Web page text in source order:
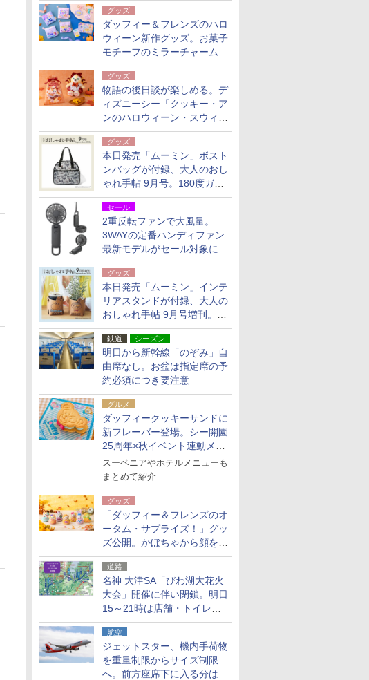
た！
グッズ
ダッフィー＆フレンズのハロ
ウィーン新作グッズ。お菓子
モチーフのミラーチャーム/
デザインポーチほか
グッズ
物語の後日談が楽しめる。デ
ィズニーシー「クッキー・ア
ンのハロウィーン・スウィー
トサプライズ」限定グッズ公
開グッズ
本日発売「ムーミン」ボスト
ンバッグが付録、大人のおし
ゃれ手帖 9月号。180度ガバ
ッと開いて大容量
セール
2重反転ファンで大風量。
3WAYの定番ハンディファン
最新モデルがセール対象に
グッズ
本日発売「ムーミン」インテ
リアスタンドが付録、大人の
おしゃれ手帖 9月号増刊。レ
ザー調で高級感ある2個セッ
ト鉄道 シーズン
明日から新幹線「のぞみ」自
由席なし。お盆は指定席の予
約必須につき要注意
グルメ
ダッフィークッキーサンドに
新フレーバー登場。シー開園
25周年×秋イベント連動メニ
ュー
スーベニアやホテルメニューも
まとめて紹介
グッズ
「ダッフィー＆フレンズのオ
ータム・サプライズ！」グッ
ズ公開。かぼちゃから顔をの
ぞかせたぬいぐるみチャーム
ほか
道路
名神 大津SA「びわ湖大花火
大会」開催に伴い閉鎖。明日
15～21時は店舗・トイレ・
駐車場の利用不可
航空
ジェットスター、機内手荷物
を重量制限からサイズ制限
へ。前方座席下に入る分はす